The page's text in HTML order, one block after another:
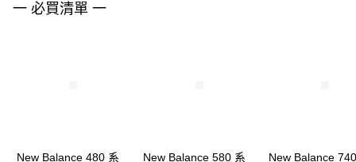
一 必買清單 一
New Balance 480 系 New Balance 580 系 New Balance